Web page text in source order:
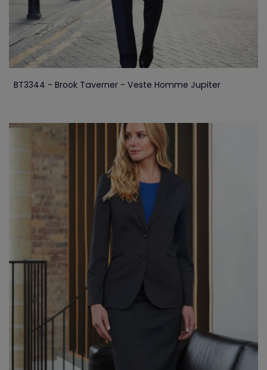
BT3344 - Brook Taverner - Veste Homme Jupiter